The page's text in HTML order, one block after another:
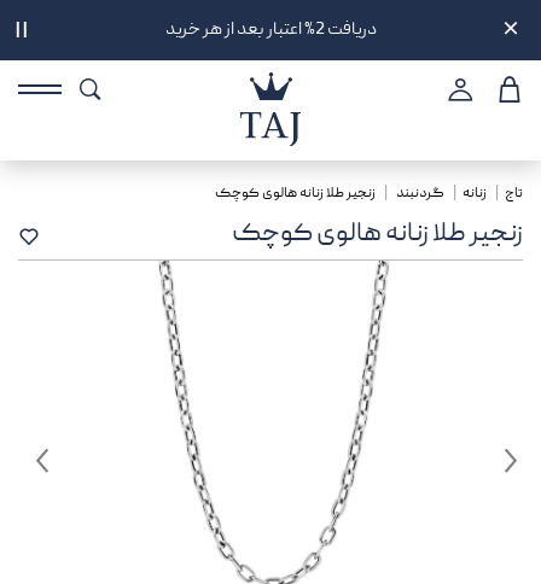
دریافت 2% اعتبار بعد از هر خرید
تاج زنانه گردنبند زنجیر طلا زنانه هالوی کوچک
زنجیر طلا زنانه هالوی کوچک